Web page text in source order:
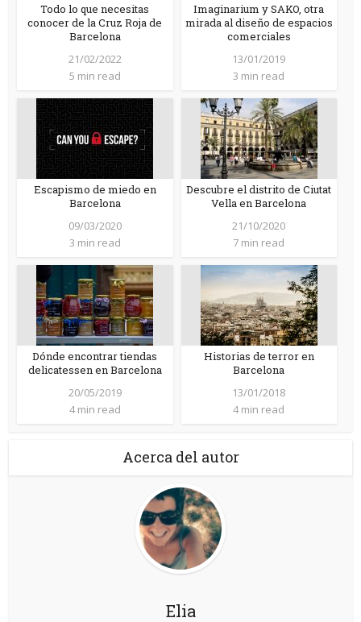
Todo lo que necesitas
conocer de la Cruz Roja de
Barcelona
21/02/2022
5 min read
Imaginarium y SAKO, otra
mirada al diseño de espacios
comerciales
13/01/2019
3 min read
Escapismo de miedo en
Barcelona
09/03/2020
3 min read
Descubre el distrito de Ciutat
Vella en Barcelona
21/10/2020
7 min read
Dónde encontrar tiendas
delicatessen en Barcelona
20/05/2019
4 min read
Historias de terror en
Barcelona
13/01/2018
4 min read
Acerca del autor
Elia